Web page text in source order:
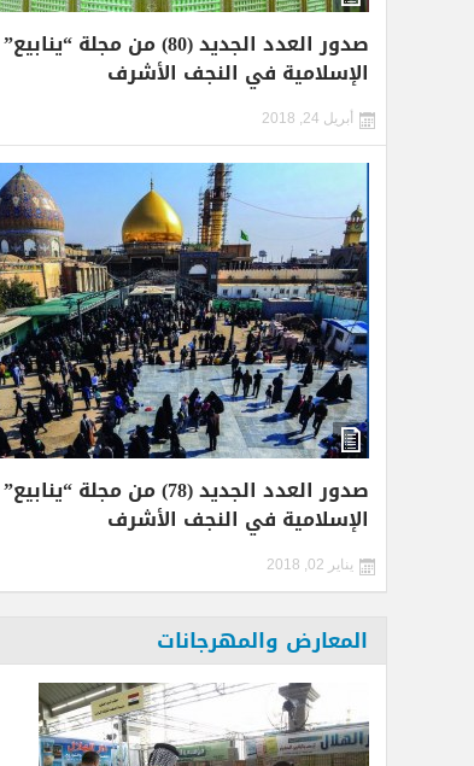
صدور العدد الجديد (80)
الإسلامية في النجف الأشرف
أبريل 24, 2018
صدور العدد الجديد (78)
الإسلامية في النجف الأشرف
يناير 02, 2018
المعارض والمهرجانات